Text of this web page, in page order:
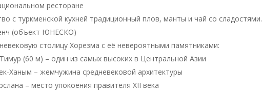
ресторане
с туркменской кухней традиционный плов, манты и чай со сладостями.
(объект ЮНЕСКО)
столицу Хорезма с её невероятными памятниками:
(60 м) – один из самых высоких в Центральной Азии
Ханым – жемчужина средневековой архитектуры
– место упокоения правителя XII века